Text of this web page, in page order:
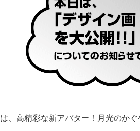
、高精彩な新アバター！月光のか